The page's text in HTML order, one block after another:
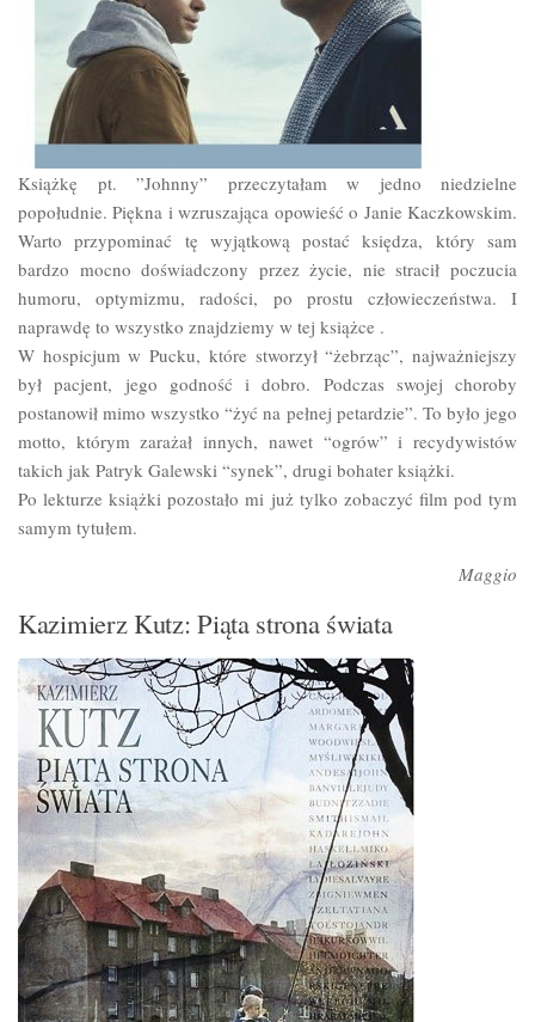
Książkę pt. ”Johnny” przeczytałam w jedno niedzielne
popołudnie. Piękna i wzruszająca opowieść o Janie Kaczkowskim.
Warto przypominać tę wyjątkową postać księdza, który sam
bardzo mocno doświadczony przez życie, nie stracił poczucia
humoru, optymizmu, radości, po prostu człowieczeństwa. I
naprawdę to wszystko znajdziemy w tej książce .
W hospicjum w Pucku, które stworzył “żebrząc”, najważniejszy
był pacjent, jego godność i dobro. Podczas swojej choroby
postanowił mimo wszystko “żyć na pełnej petardzie”. To było jego
motto, którym zarażał innych, nawet “ogrów” i recydywistów
takich jak Patryk Galewski “synek”, drugi bohater książki.
Po lekturze książki pozostało mi już tylko zobaczyć film pod tym
samym tytułem.
Maggio
Kazimierz Kutz: Piąta strona świata